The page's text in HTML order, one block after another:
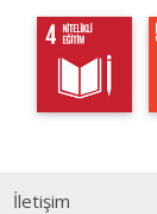
İletişim